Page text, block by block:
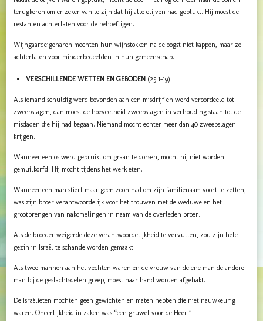
terugkeren om er zeker van te zijn dat hij alle olijven had geplukt. Hij moest de
restanten achterlaten voor de behoeftigen.
Wijngaardeigenaren mochten hun wijnstokken na de oogst niet kappen, maar ze
achterlaten voor minderbedeelden in hun gemeenschap.
VERSCHILLENDE WETTEN EN GEBODEN (25:1-19):
Als iemand schuldig werd bevonden aan een misdrijf en werd veroordeeld tot
zweepslagen, dan moest de hoeveelheid zweepslagen in verhouding staan ​​tot de
misdaden die hij had begaan. Niemand mocht echter meer dan 40 zweepslagen
krijgen.
Wanneer een os werd gebruikt om graan te dorsen, mocht hij niet worden
gemuilkorfd. Hij mocht tijdens het werk eten.
Wanneer een man stierf maar geen zoon had om zijn familienaam voort te zetten,
was zijn broer verantwoordelijk voor het trouwen met de weduwe en het
grootbrengen van nakomelingen in naam van de overleden broer.
Als de broeder weigerde deze verantwoordelijkheid te vervullen, zou zijn hele
gezin in Israël te schande worden gemaakt.
Als twee mannen aan het vechten waren en de vrouw van de ene man de andere
man bij de geslachtsdelen greep, moest haar hand worden afgehakt.
De Israëlieten mochten geen gewichten en maten hebben die niet nauwkeurig
waren. Oneerlijkheid in zaken was “een gruwel voor de Heer.”